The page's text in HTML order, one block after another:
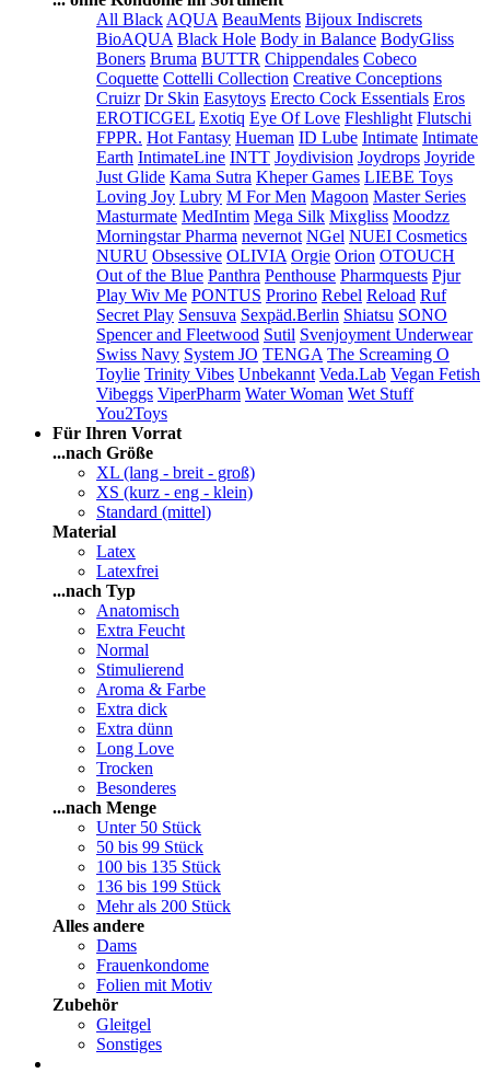
All Black AQUA BeauMents Bijoux Indiscrets
BioAQUA Black Hole Body in Balance BodyGliss
Boners Bruma BUTTR Chippendales Cobeco
Coquette Cottelli Collection Creative Conceptions
Cruizr Dr Skin Easytoys Erecto Cock Essentials Eros
EROTICGEL Exotiq Eye Of Love Fleshlight Flutschi
FPPR. Hot Fantasy Hueman ID Lube Intimate Intimate
Earth IntimateLine INTT Joydivision Joydrops Joyride
Just Glide Kama Sutra Kheper Games LIEBE Toys
Loving Joy Lubry M For Men Magoon Master Series
Masturmate MedIntim Mega Silk Mixgliss Moodzz
Morningstar Pharma nevernot NGel NUEI Cosmetics
NURU Obsessive OLIVIA Orgie Orion OTOUCH
Out of the Blue Panthra Penthouse Pharmquests Pjur
Play Wiv Me PONTUS Prorino Rebel Reload Ruf
Secret Play Sensuva Sexpäd.Berlin Shiatsu SONO
Spencer and Fleetwood Sutil Svenjoyment Underwear
Swiss Navy System JO TENGA The Screaming O
Toylie Trinity Vibes Unbekannt Veda.Lab Vegan Fetish
Vibeggs ViperPharm Water Woman Wet Stuff
You2Toys
Für Ihren Vorrat
...nach Größe
XL (lang - breit - groß)
XS (kurz - eng - klein)
Standard (mittel)
Material
Latex
Latexfrei
...nach Typ
Anatomisch
Extra Feucht
Normal
Stimulierend
Aroma & Farbe
Extra dick
Extra dünn
Long Love
Trocken
Besonderes
...nach Menge
Unter 50 Stück
50 bis 99 Stück
100 bis 135 Stück
136 bis 199 Stück
Mehr als 200 Stück
Alles andere
Dams
Frauenkondome
Folien mit Motiv
Zubehör
Gleitgel
Sonstiges